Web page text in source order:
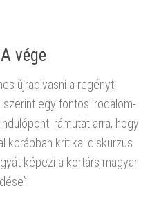
vége
újraolvasni a regényt,
egy fontos irodalom-
rámutat arra, hogy
korábban kritikai diskurzus
képezi a kortárs magyar